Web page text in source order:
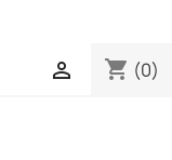
shopping_cart (0)
